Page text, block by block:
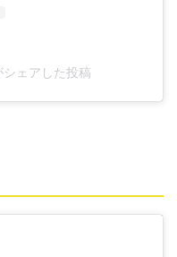
ェアした投稿